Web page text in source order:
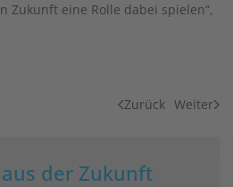
Zukunft eine Rolle dabei spielen“,
Zurück Weiter
der Zukunft